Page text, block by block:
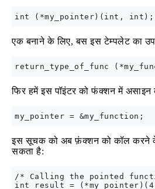
एक बनाने के लिए, बस इस टेम्पलेट का
फिर हमें इस पॉइंटर को फंक्शन में असाइन
इस सूचक को अब फ़ंक्शन को कॉल करने के
सकता है:
/* Calling the pointed
int result =